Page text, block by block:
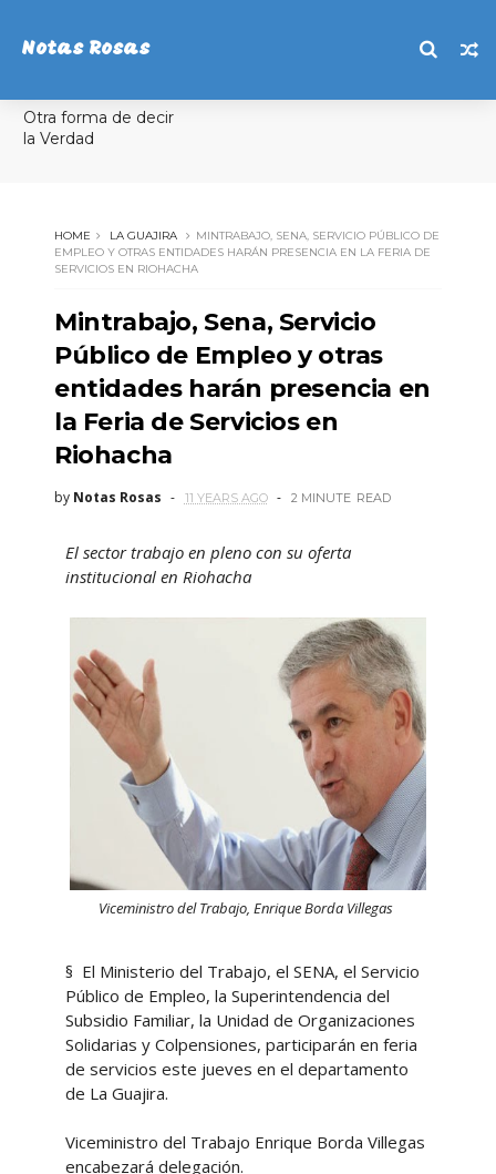
Notas Rosas
Otra forma de decir
la Verdad
HOME LA GUAJIRA
MINTRABAJO, SENA, SERVICIO PÚBLICO DE
EMPLEO Y OTRAS ENTIDADES HARÁN PRESENCIA EN LA FERIA DE
SERVICIOS EN RIOHACHA
Mintrabajo, Sena, Servicio
Público de Empleo y otras
entidades harán presencia en
la Feria de Servicios en
Riohacha
by Notas Rosas 11 YEARS AGO 2 MINUTE READ
El sector trabajo en pleno con su oferta
institucional en Riohacha
Viceministro del Trabajo, Enrique Borda Villegas
§ El Ministerio del Trabajo, el SENA, el Servicio
Público de Empleo, la Superintendencia del
Subsidio Familiar, la Unidad de Organizaciones
Solidarias y Colpensiones, participarán en feria
de servicios este jueves en el departamento
de La Guajira.
Viceministro del Trabajo Enrique Borda Villegas
encabezará delegación.